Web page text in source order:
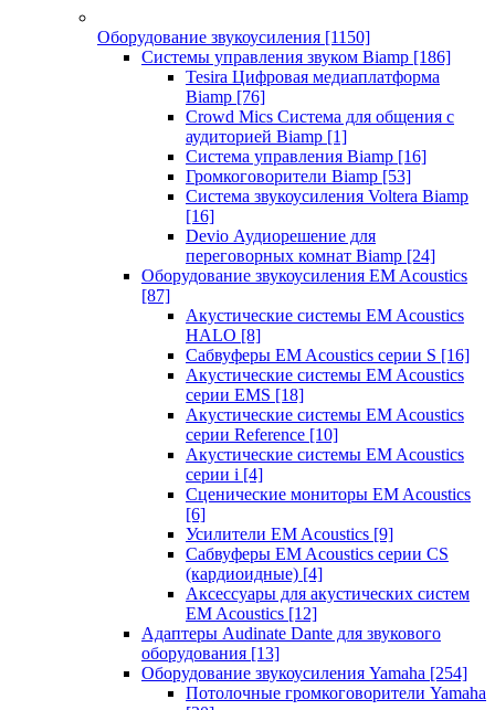
Оборудование звукоусиления [1150]
Системы управления звуком Biamp [186]
Tesira Цифровая медиаплатформа
Biamp [76]
Crowd Mics Система для общения с
аудиторией Biamp [1]
Система управления Biamp [16]
Громкоговорители Biamp [53]
Система звукоусиления Voltera Biamp
[16]
Devio Аудиорешение для
переговорных комнат Biamp [24]
Оборудование звукоусиления EM Acoustics
[87]
Акустические системы EM Acoustics
HALO [8]
Сабвуферы EM Acoustics серии S [16]
Акустические системы EM Acoustics
серии EMS [18]
Акустические системы EM Acoustics
серии Reference [10]
Акустические системы EM Acoustics
серии i [4]
Сценические мониторы EM Acoustics
[6]
Усилители EM Acoustics [9]
Сабвуферы EM Acoustics серии CS
(кардиоидные) [4]
Аксессуары для акустических систем
EM Acoustics [12]
Адаптеры Audinate Dante для звукового
оборудования [13]
Оборудование звукоусиления Yamaha [254]
Потолочные громкоговорители Yamaha